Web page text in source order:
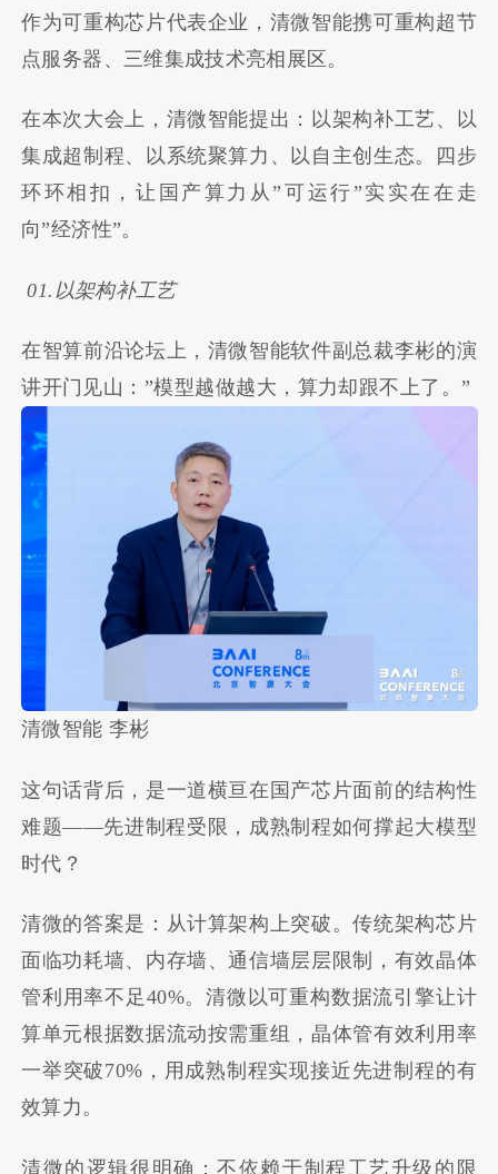
作为可重构芯片代表企业，清微智能携可重构超节
点服务器、三维集成技术亮相展区。
在本次大会上，清微智能提出：以架构补工艺、以
集成超制程、以系统聚算力、以自主创生态。四步
环环相扣，让国产算力从”可运行”实实在在走
向”经济性”。
01.以架构补工艺
在智算前沿论坛上，清微智能软件副总裁李彬的演
讲开门见山：”模型越做越大，算力却跟不上了。”
清微智能 李彬
这句话背后，是一道横亘在国产芯片面前的结构性
难题——先进制程受限，成熟制程如何撑起大模型
时代？
清微的答案是：从计算架构上突破。传统架构芯片
面临功耗墙、内存墙、通信墙层层限制，有效晶体
管利用率不足40%。清微以可重构数据流引擎让计
算单元根据数据流动按需重组，晶体管有效利用率
一举突破70%，用成熟制程实现接近先进制程的有
效算力。
清微的逻辑很明确：不依赖于制程工艺升级的限